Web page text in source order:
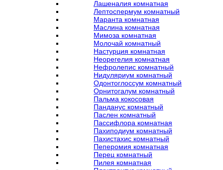
Лашеналия комнатная
Лептоспермум комнатный
Маранта комнатная
Маслина комнатная
Мимоза комнатная
Молочай комнатный
Настурция комнатная
Неорегелия комнатная
Нефролепис комнатный
Нидуляриум комнатный
Одонтоглоссум комнатный
Орнитогалум комнатный
Пальма кокосовая
Панданус комнатный
Паслен комнатный
Пассифлора комнатная
Пахиподиум комнатный
Пахистахис комнатный
Пеперомия комнатная
Перец комнатный
Пилея комнатная